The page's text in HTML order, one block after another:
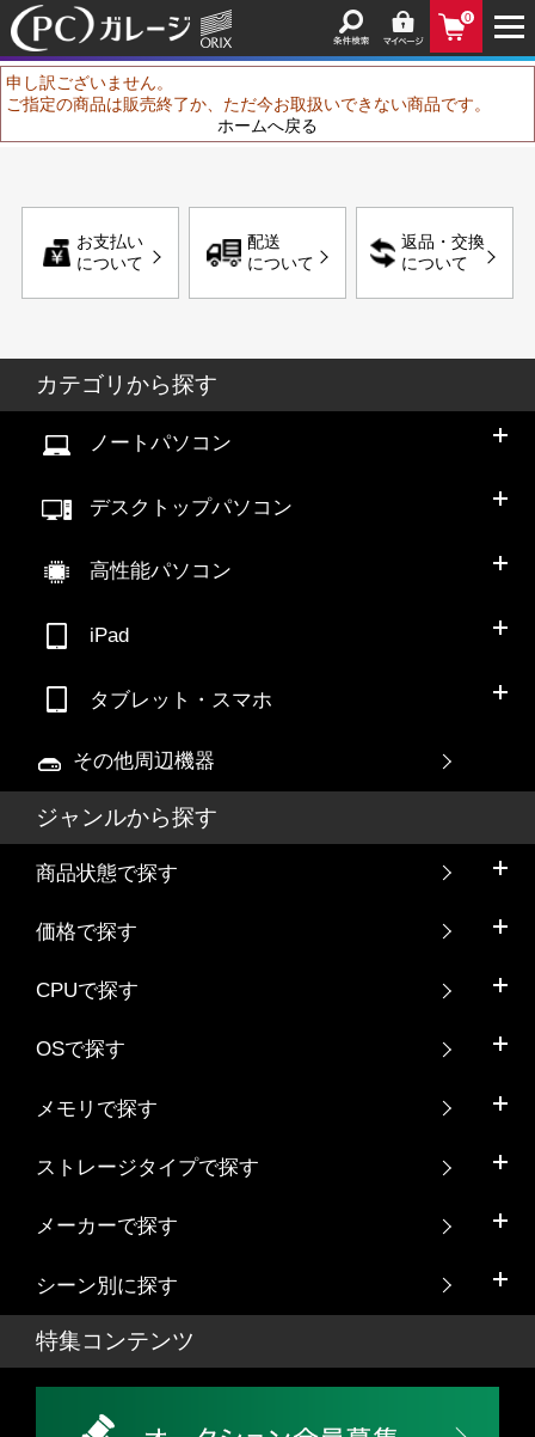
0
申し訳ございません。
ご指定の商品は販売終了か、ただ今お取扱いできない商品です。
ホームへ戻る
お支払い
について
配送
について
返品・交換
について
カテゴリから探す
ノートパソコン
デスクトップパソコン
高性能パソコン
iPad
タブレット・スマホ
その他周辺機器
ジャンルから探す
商品状態で探す
価格で探す
CPUで探す
OSで探す
メモリで探す
ストレージタイプで探す
メーカーで探す
シーン別に探す
特集コンテンツ